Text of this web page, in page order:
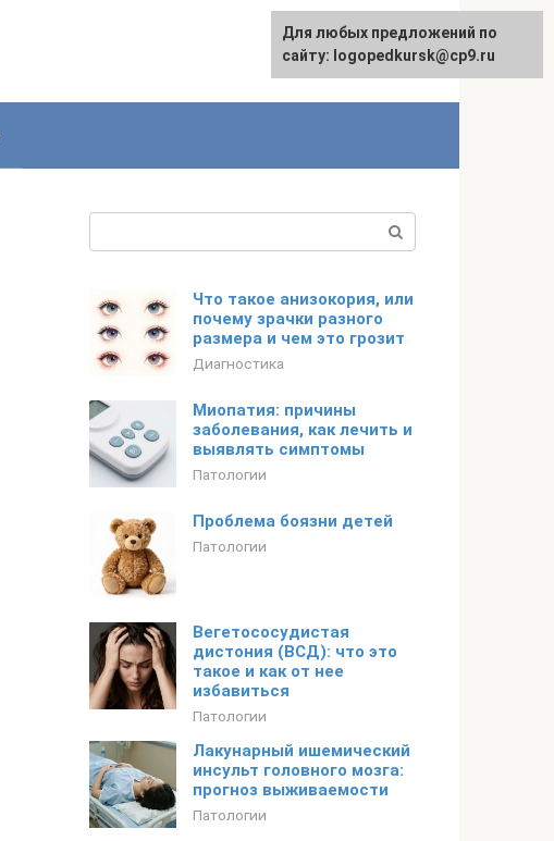
Что такое анизокория, или
почему зрачки разного
размера и чем это грозит
Диагностика
Миопатия: причины
заболевания, как лечить и
выявлять симптомы
Патологии
Проблема боязни детей
Патологии
Вегетососудистая
дистония (ВСД): что это
такое и как от нее
избавиться
Патологии
Лакунарный ишемический
инсульт головного мозга:
прогноз выживаемости
Патологии
Для любых предложений по
сайту: logopedkursk@cp9.ru